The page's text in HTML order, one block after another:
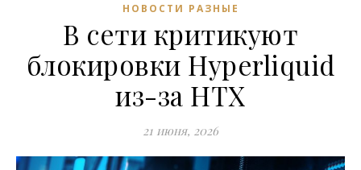
НОВОСТИ РАЗНЫЕ
В сети критикуют
блокировки Hyperliquid
из-за HTX
21 июня, 2026